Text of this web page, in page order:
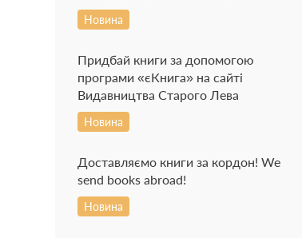
Новина
Придбай книги за допомогою
програми «єКнига» на сайті
Видавництва Старого Лева
Новина
Доставляємо книги за кордон! We
send books abroad!
Новина